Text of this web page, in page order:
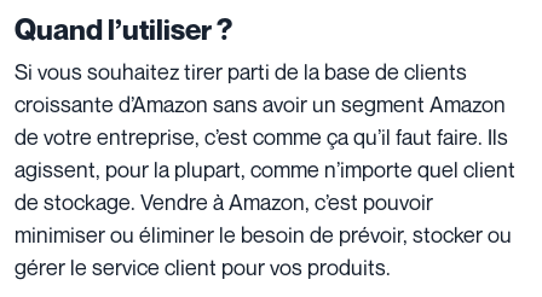
Quand l’utiliser ?
Si vous souhaitez tirer parti de la base de clients
croissante d’Amazon sans avoir un segment Amazon
de votre entreprise, c’est comme ça qu’il faut faire. Ils
agissent, pour la plupart, comme n’importe quel client
de stockage. Vendre à Amazon, c’est pouvoir
minimiser ou éliminer le besoin de prévoir, stocker ou
gérer le service client pour vos produits.